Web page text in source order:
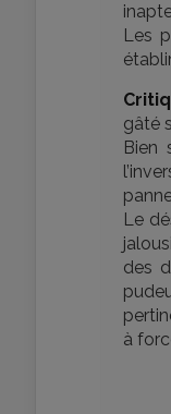
Les
gâté
Bien
Le
des
à